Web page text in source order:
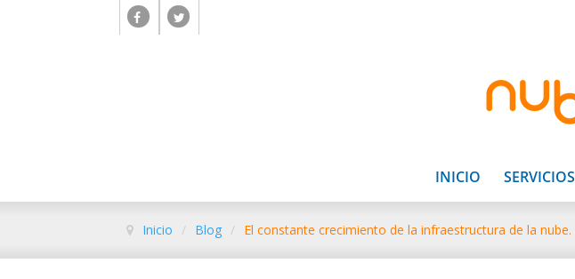
INICIO SERVICIOS
Inicio / Blog / El constante crecimiento de la infraestructura de la nube.